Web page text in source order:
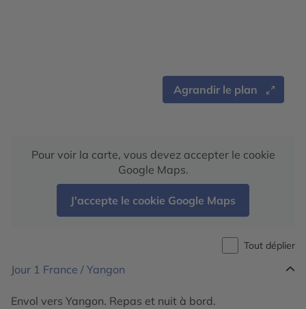
Agrandir le plan
Pour voir la carte, vous devez accepter le cookie
Google Maps.
J'accepte le cookie Google Maps
Tout déplier
Jour 1 France / Yangon
Envol vers Yangon. Repas et nuit à bord.